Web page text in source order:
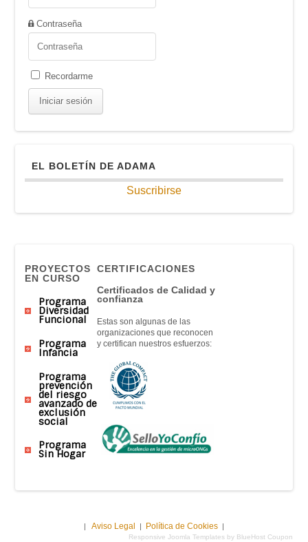
Responsive Joomla Templates by BlueHost Coupon
Contraseña
Recordarme
EL BOLETÍN DE ADAMA
Suscribirse
PROYECTOS
EN CURSO
Programa
Diversidad
Funcional
Programa
Infancia
Programa
prevención
del riesgo
avanzado de
exclusión
social
Programa
Sin Hogar
CERTIFICACIONES
Certificados de Calidad y
confianza
Estas son algunas de las
organizaciones que reconocen
y certifican nuestros esfuerzos:
| Aviso Legal | Política de Cookies |